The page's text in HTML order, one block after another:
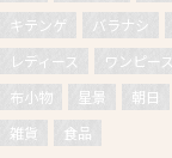
キテンゲ
バラナシ
レディース
ワンピース
布小物
星景 朝日
雑貨
食品